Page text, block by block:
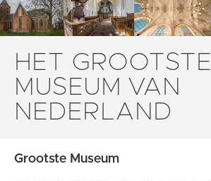
Home
Algemeen
Historie
Omgeving
Het Grootste Museum
Activiteiten
Contact
HET GROOTSTE
MUSEUM VAN
NEDERLAND
Grootste Museum